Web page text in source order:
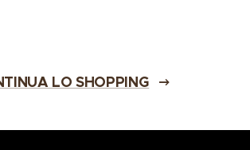
LO SHOPPING